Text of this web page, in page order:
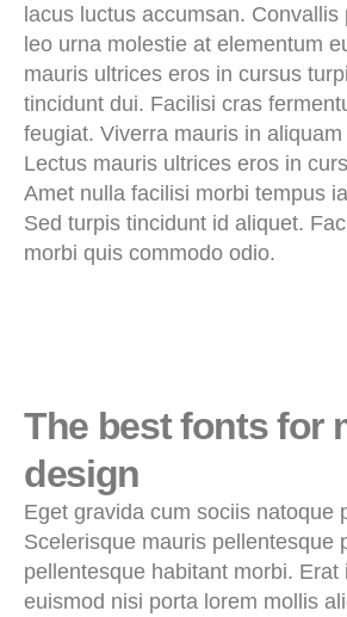
lacus luctus accumsan. Convallis
leo urna molestie at elementum
mauris ultrices eros in cursus
tincidunt dui. Facilisi cras
feugiat. Viverra mauris in
Lectus mauris ultrices eros in
Amet nulla facilisi morbi tempus
Sed turpis tincidunt id aliquet.
morbi quis commodo odio.
The best fonts for
design
Eget gravida cum sociis natoque
Scelerisque mauris pellentesque
pellentesque habitant morbi. Erat
euismod nisi porta lorem mollis